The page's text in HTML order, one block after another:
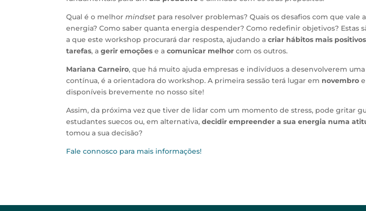
Qual é o melhormindset para resolver problemas? Quais os desafios com que vale
energia? Como saber quanta energia despender? Como redefinir objetivos? Estas
a que este workshop procurará dar resposta, ajudando acriar hábitos mais positivos
tarefas, agerir emoções e acomunicar melhor com os outros.
Mariana Carneiro, que há muito ajuda empresas e indivíduos a desenvolverem
contínua, é a orientadora do workshop. A primeira sessão terá lugar em novembro
disponíveis brevemente no nosso site!
Assim, da próxima vez que tiver de lidar com um momento de stress, pode gritar
estudantes suecos ou, em alternativa,decidir empreender a sua energia numa
tomou a sua decisão?
Fale connosco para mais informações!